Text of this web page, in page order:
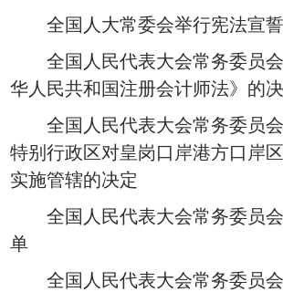
全国人大常委会举行宪法宣
全国人民代表大会常务委员
华人民共和国注册会计师法》的
全国人民代表大会常务委员
特别行政区对皇岗口岸港方口岸
实施管辖的决定
全国人民代表大会常务委员
单
全国人民代表大会常务委员